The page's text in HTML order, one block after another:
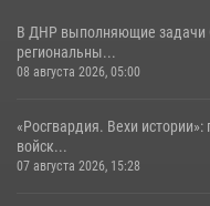
В ДНР выполняющие задачи
региональны...
08 августа 2026, 05:00
«Росгвардия. Вехи
войск...
07 августа 2026, 15:28